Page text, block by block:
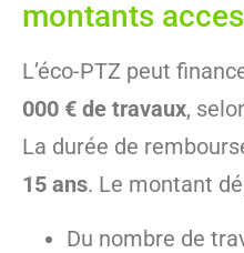
montants
L’éco-PTZ peut
000 € de travaux,
La durée de
15 ans. Le montant
Du nombre de